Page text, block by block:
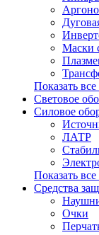
Маски
Показать
Световое
Силовое
ЛАТР
Показать
Средства
Очки